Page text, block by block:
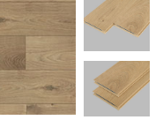
产品预售
招商加盟